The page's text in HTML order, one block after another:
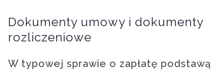
Dokumenty umowy i dokumenty
rozliczeniowe
W typowej sprawie o zapłatę podstawą